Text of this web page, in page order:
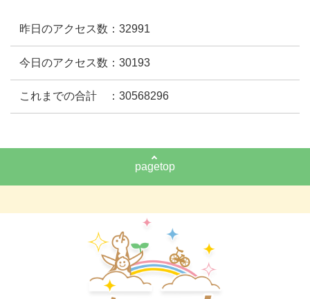
昨日のアクセス数：32991
今日のアクセス数：30193
これまでの合計 ：30568296
pagetop